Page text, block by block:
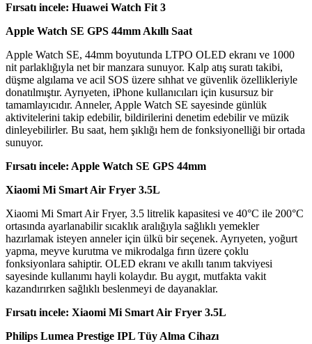
Fırsatı incele: Huawei Watch Fit 3
Apple Watch SE GPS 44mm Akıllı Saat
Apple Watch SE, 44mm boyutunda LTPO OLED ekranı ve 1000
nit parlaklığıyla net bir manzara sunuyor. Kalp atış suratı takibi,
düşme algılama ve acil SOS üzere sıhhat ve güvenlik özellikleriyle
donatılmıştır. Ayrıyeten, iPhone kullanıcıları için kusursuz bir
tamamlayıcıdır. Anneler, Apple Watch SE sayesinde günlük
aktivitelerini takip edebilir, bildirilerini denetim edebilir ve müzik
dinleyebilirler. Bu saat, hem şıklığı hem de fonksiyonelliği bir ortada
sunuyor.
Fırsatı incele: Apple Watch SE GPS 44mm
Xiaomi Mi Smart Air Fryer 3.5L
Xiaomi Mi Smart Air Fryer, 3.5 litrelik kapasitesi ve 40°C ile 200°C
ortasında ayarlanabilir sıcaklık aralığıyla sağlıklı yemekler
hazırlamak isteyen anneler için ülkü bir seçenek. Ayrıyeten, yoğurt
yapma, meyve kurutma ve mikrodalga fırın üzere çoklu
fonksiyonlara sahiptir. OLED ekranı ve akıllı tanım takviyesi
sayesinde kullanımı hayli kolaydır. Bu aygıt, mutfakta vakit
kazandırırken sağlıklı beslenmeyi de dayanaklar.
Fırsatı incele: Xiaomi Mi Smart Air Fryer 3.5L
Philips Lumea Prestige IPL Tüy Alma Cihazı